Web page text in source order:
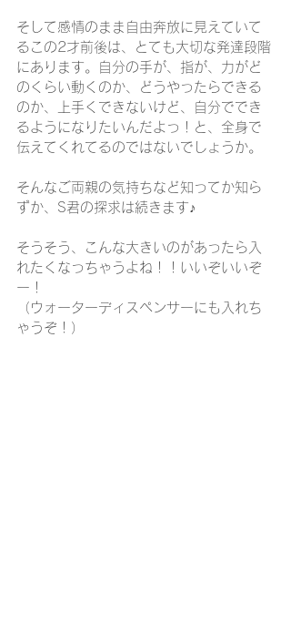
そして感情のまま自由奔放に見えていて
るこの2才前後は、とても大切な発達段階
にあります。自分の手が、指が、力がど
のくらい動くのか、どうやったらできる
のか、上手くできないけど、自分ででき
るようになりたいんだよっ！と、全身で
伝えてくれてるのではないでしょうか。
そんなご両親の気持ちなど知ってか知ら
ずか、S君の探求は続きます♪
そうそう、こんな大きいのがあったら入
れたくなっちゃうよね！！いいぞいいぞ
ー！
（ウォーターディスペンサーにも入れち
ゃうぞ！）